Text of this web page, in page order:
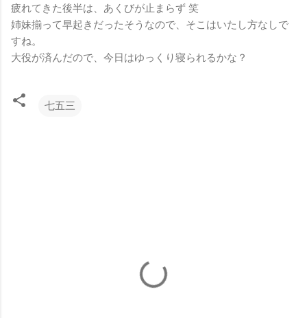
疲れてきた後半は、あくびが止まらず 笑
姉妹揃って早起きだったそうなので、そこはいたし方なしで
すね。
大役が済んだので、今日はゆっくり寝られるかな？
七五三